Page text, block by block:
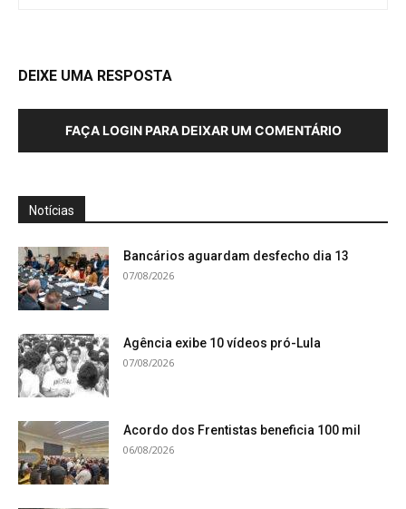
DEIXE UMA RESPOSTA
FAÇA LOGIN PARA DEIXAR UM COMENTÁRIO
Notícias
Bancários aguardam desfecho dia 13
07/08/2026
Agência exibe 10 vídeos pró-Lula
07/08/2026
Acordo dos Frentistas beneficia 100 mil
06/08/2026